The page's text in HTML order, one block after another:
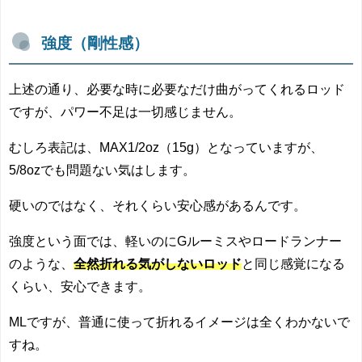
強度（剛性感）
上述の通り、必要な時に必要なだけ曲がってくれるロッド
ですが、パワー不足は一切感じません。
むしろ表記は、MAX1/2oz（15g）となっていますが、
5/8ozでも問題ない気はします。
硬いのではなく、それくらい安心感があるんです。
強度という面では、軽いのにGルーミスやロードランナー
のような、 全然折れる気がしないロッドと同じ感覚になる
くらい、安心できます。
MLですが、普通に使って折れるイメージは全くわかないで
すね。